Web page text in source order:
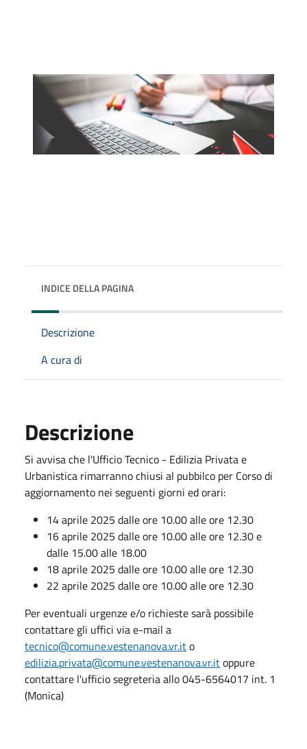
INDICE DELLA PAGINA
Descrizione
A cura di
Descrizione
Si avvisa che l'Ufficio Tecnico - Edilizia Privata e
Urbanistica rimarranno chiusi al pubbilco per Corso di
aggiornamento nei seguenti giorni ed orari:
14 aprile 2025 dalle ore 10.00 alle ore 12.30
16 aprile 2025 dalle ore 10.00 alle ore 12.30 e
dalle 15.00 alle 18.00
18 aprile 2025 dalle ore 10.00 alle ore 12.30
22 aprile 2025 dalle ore 10.00 alle ore 12.30
Per eventuali urgenze e/o richieste sarà possibile
contattare gli uffici via e-mail a
tecnico@comune.vestenanova.vr.ito
edilizia.privata@comune.vestenanova.vr.itoppure
contattare l'ufficio segreteria allo 045-6564017 int. 1
(Monica)